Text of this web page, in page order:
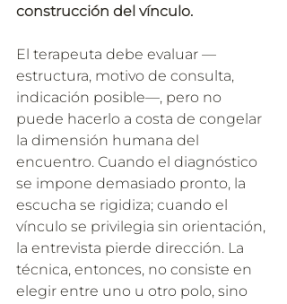
construcción del vínculo.
El terapeuta debe evaluar —
estructura, motivo de consulta,
indicación posible—, pero no
puede hacerlo a costa de congelar
la dimensión humana del
encuentro. Cuando el diagnóstico
se impone demasiado pronto, la
escucha se rigidiza; cuando el
vínculo se privilegia sin orientación,
la entrevista pierde dirección. La
técnica, entonces, no consiste en
elegir entre uno u otro polo, sino